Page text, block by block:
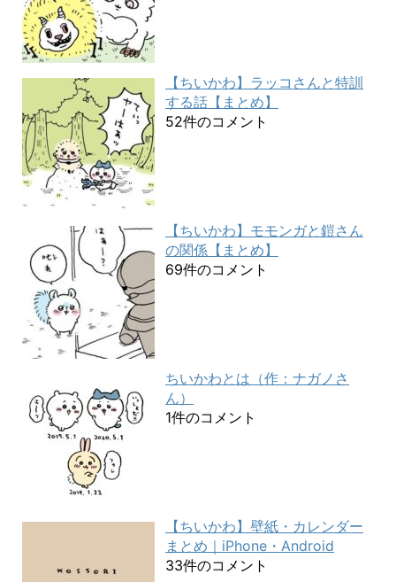
【ちいかわ】ラッコさんと特訓
する話【まとめ】
52件のコメント
【ちいかわ】モモンガと鎧さん
の関係【まとめ】
69件のコメント
ちいかわとは（作：ナガノさ
ん）
1件のコメント
【ちいかわ】壁紙・カレンダー
まとめ｜iPhone・Android
33件のコメント